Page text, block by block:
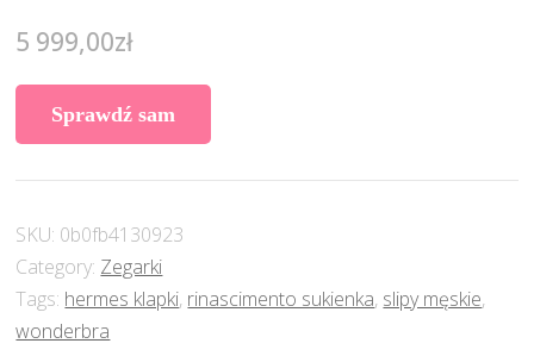
5 999,00zł
Sprawdź sam
SKU: 0b0fb4130923
Category: Zegarki
Tags: hermes klapki, rinascimento sukienka, slipy męskie,
wonderbra